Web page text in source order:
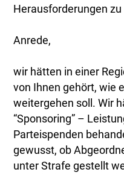
Herausforderungen
Anrede,
wir hätten in einer
von Ihnen gehört, wie
weitergehen soll. Wir
“Sponsoring” –
Parteispenden
gewusst, ob
unter Strafe gestellt